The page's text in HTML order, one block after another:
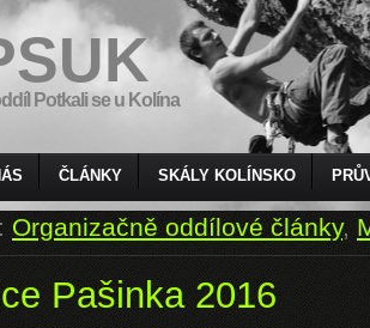
Potkali se u Kolína
ČLÁNKY SKÁLY KOLÍNSKO
Organizačně oddílové články,
Pašinka 2016